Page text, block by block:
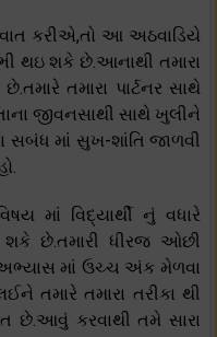
કરીએ,તો આ અઠવાડિયે
થઇ શકે છે.આનાથી તમારા
તમારા પાર્ટનર સાથે
જીવનસાથી સાથે ખુલીને
સબંધ માં સુખ-શાંતિ જાળવી
માં વિદ્યાર્થી નું વધારે
શકે છે.તમારી ધીરજ ઓછી
માં ઉચ્ચ અંક મેળવા
તમારે તમારા તરીકા થી
છે.આવું કરવાથી તમે સારા